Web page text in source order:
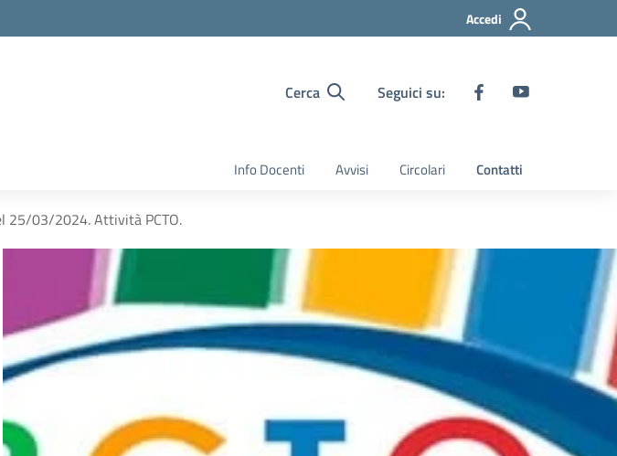
Accedi
Cerca Seguici su:
Info Docenti Avvisi Circolari Contatti
25/03/2024. Attività PCTO.